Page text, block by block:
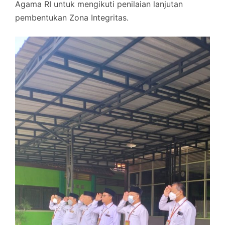
Agama RI untuk mengikuti penilaian lanjutan
pembentukan Zona Integritas.